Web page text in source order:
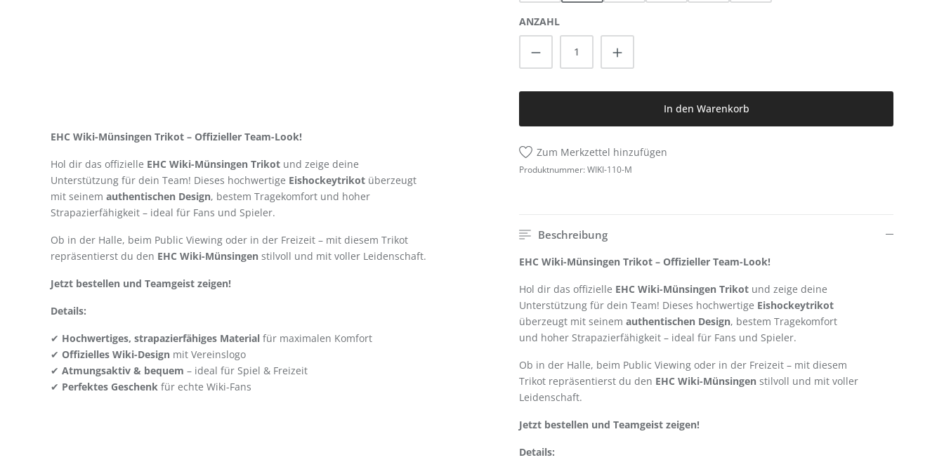
EHC Wiki-Münsingen Trikot – Offizieller Team-Look!
Hol dir das offizielle EHC Wiki-Münsingen Trikot und zeige deine
Unterstützung für dein Team! Dieses hochwertige Eishockeytrikot überzeugt
mit seinem authentischen Design, bestem Tragekomfort und hoher
Strapazierfähigkeit – ideal für Fans und Spieler.
Ob in der Halle, beim Public Viewing oder in der Freizeit – mit diesem Trikot
repräsentierst du den EHC Wiki-Münsingen stilvoll und mit voller Leidenschaft.
Jetzt bestellen und Teamgeist zeigen!
Details:
✔ Hochwertiges, strapazierfähiges Material für maximalen Komfort
✔ Offizielles Wiki-Design mit Vereinslogo
✔ Atmungsaktiv & bequem – ideal für Spiel & Freizeit
✔ Perfektes Geschenk für echte Wiki-Fans
ANZAHL
Produkt Anzahl: Gib den gewünschten Wert ein
In den Warenkorb
Zum Merkzettel hinzufügen
Produktnummer: WIKI-110-M
Beschreibung
EHC Wiki-Münsingen Trikot – Offizieller Team-Look!
Hol dir das offizielle EHC Wiki-Münsingen Trikot und zeige deine
Unterstützung für dein Team! Dieses hochwertige Eishockeytrikot
überzeugt mit seinem authentischen Design, bestem Tragekomfort
und hoher Strapazierfähigkeit – ideal für Fans und Spieler.
Ob in der Halle, beim Public Viewing oder in der Freizeit – mit diesem
Trikot repräsentierst du den EHC Wiki-Münsingen stilvoll und mit voller
Leidenschaft.
Jetzt bestellen und Teamgeist zeigen!
Details: